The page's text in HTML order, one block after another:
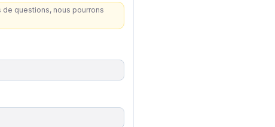
questions, nous pourrons